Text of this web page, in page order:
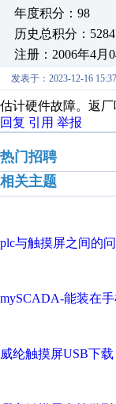
年度积分：98
历史总积分：5284
注册：2006年4月
发表于：2023-12-16
估计硬件故障。返厂
回复 引用 举报
热门招聘
相关主题
plc与触摸屏之间的问
mySCADA-能装在
威纶触摸屏USB下载